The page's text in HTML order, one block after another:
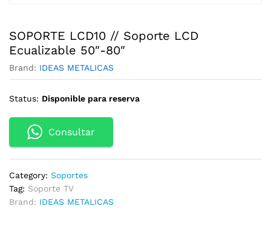
SOPORTE LCD10 // Soporte LCD
Ecualizable 50″-80″
Brand: IDEAS METALICAS
Status: Disponible para reserva
Consultar
Category: Soportes
Tag: Soporte TV
Brand: IDEAS METALICAS